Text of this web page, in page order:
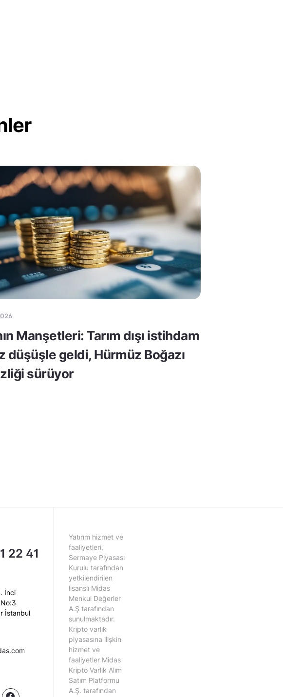
Manşetleri: Tarım dışı istihdam
düşüşle geldi, Hürmüz Boğazı
sürüyor
22 41
İnci
No:3
İstanbul
Yatırım hizmet ve
faaliyetleri,
Sermaye Piyasası
Kurulu tarafından
yetkilendirilen
lisanslı Midas
Menkul Değerler
A.Ş tarafından
sunulmaktadır.
Kripto varlık
piyasasına ilişkin
hizmet ve
faaliyetler Midas
Kripto Varlık Alım
Satım Platformu
A.Ş. tarafından